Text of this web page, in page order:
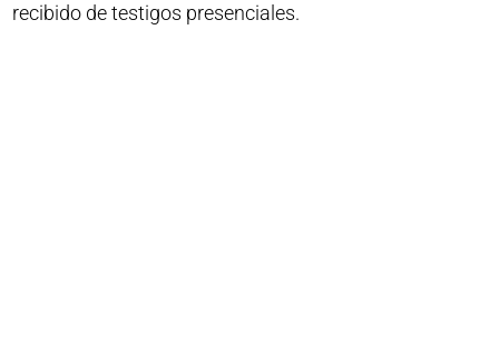
recibido de testigos presenciales.